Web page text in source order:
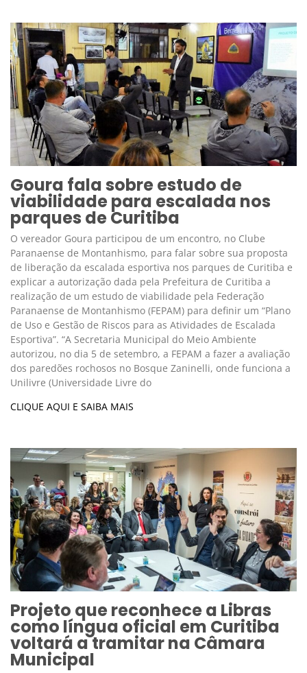
Goura fala sobre estudo de
viabilidade para escalada nos
parques de Curitiba
O vereador Goura participou de um encontro, no Clube
Paranaense de Montanhismo, para falar sobre sua proposta
de liberação da escalada esportiva nos parques de Curitiba e
explicar a autorização dada pela Prefeitura de Curitiba a
realização de um estudo de viabilidade pela Federação
Paranaense de Montanhismo (FEPAM) para definir um “Plano
de Uso e Gestão de Riscos para as Atividades de Escalada
Esportiva”. “A Secretaria Municipal do Meio Ambiente
autorizou, no dia 5 de setembro, a FEPAM a fazer a avaliação
dos paredões rochosos no Bosque Zaninelli, onde funciona a
Unilivre (Universidade Livre do
CLIQUE AQUI E SAIBA MAIS
Projeto que reconhece a Libras
como língua oficial em Curitiba
voltará a tramitar na Câmara
Municipal